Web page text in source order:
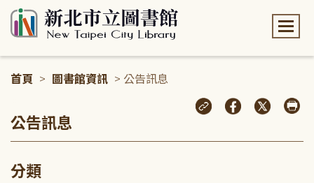
首頁 > 圖書館資訊 > 公告訊息
公告訊息
分類